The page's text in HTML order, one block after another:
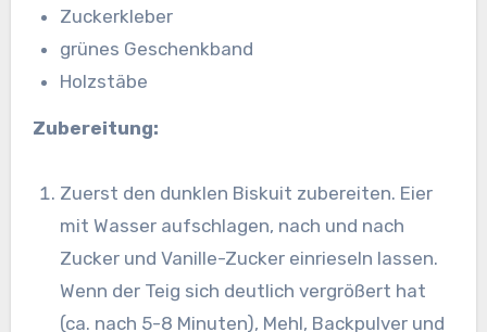
Zuckerkleber
grünes Geschenkband
Holzstäbe
Zubereitung:
Zuerst den dunklen Biskuit zubereiten. Eier
mit Wasser aufschlagen, nach und nach
Zucker und Vanille-Zucker einrieseln lassen.
Wenn der Teig sich deutlich vergrößert hat
(ca. nach 5-8 Minuten), Mehl, Backpulver und